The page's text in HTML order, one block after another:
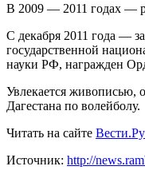
В 2009 — 2011 годах —
С декабря 2011 года —
государственной
науки РФ, награжден
Увлекается живописью,
Дагестана по волейболу.
Читать на сайте Вести.Ру
Источник: http://